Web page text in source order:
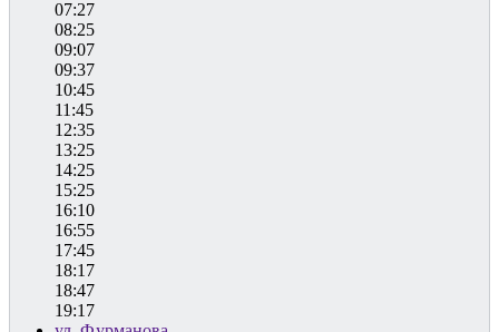
07:27
08:25
09:07
09:37
10:45
11:45
12:35
13:25
14:25
15:25
16:10
16:55
17:45
18:17
18:47
19:17